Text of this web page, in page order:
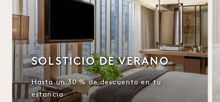
SOLSTICIO DE VERANO
Hasta un 30 % de descuento en tu
estancia